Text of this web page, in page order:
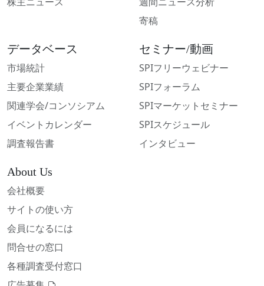
寄稿
データベース
市場統計
主要企業業績
関連学会/コンソシアム
イベントカレンダー
調査報告書
セミナー/動画
SPIフリーウェビナー
SPIフォーラム
SPIマーケットセミナー
SPIスケジュール
インタビュー
About Us
会社概要
サイトの使い方
会員になるには
問合せの窓口
各種調査受付窓口